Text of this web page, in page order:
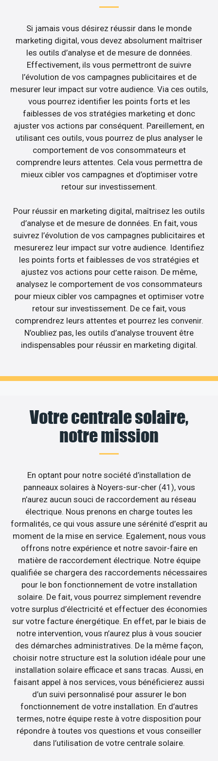
Si jamais vous désirez réussir dans le monde
marketing digital, vous devez absolument maîtriser
les outils d’analyse et de mesure de données.
Effectivement, ils vous permettront de suivre
l’évolution de vos campagnes publicitaires et de
mesurer leur impact sur votre audience. Via ces outils,
vous pourrez identifier les points forts et les
faiblesses de vos stratégies marketing et donc
ajuster vos actions par conséquent. Pareillement, en
utilisant ces outils, vous pourrez de plus analyser le
comportement de vos consommateurs et
comprendre leurs attentes. Cela vous permettra de
mieux cibler vos campagnes et d’optimiser votre
retour sur investissement.
Pour réussir en marketing digital, maîtrisez les outils
d’analyse et de mesure de données. En fait, vous
suivrez l’évolution de vos campagnes publicitaires et
mesurerez leur impact sur votre audience. Identifiez
les points forts et faiblesses de vos stratégies et
ajustez vos actions pour cette raison. De même,
analysez le comportement de vos consommateurs
pour mieux cibler vos campagnes et optimiser votre
retour sur investissement. De ce fait, vous
comprendrez leurs attentes et pourrez les convenir.
N’oubliez pas, les outils d’analyse trouvent être
indispensables pour réussir en marketing digital.
Votre centrale solaire,
notre mission
En optant pour notre société d’installation de
panneaux solaires à Noyers-sur-cher (41), vous
n’aurez aucun souci de raccordement au réseau
électrique. Nous prenons en charge toutes les
formalités, ce qui vous assure une sérénité d’esprit au
moment de la mise en service. Egalement, nous vous
offrons notre expérience et notre savoir-faire en
matière de raccordement électrique. Notre équipe
qualifiée se chargera des raccordements nécessaires
pour le bon fonctionnement de votre installation
solaire. De fait, vous pourrez simplement revendre
votre surplus d’électricité et effectuer des économies
sur votre facture énergétique. En effet, par le biais de
notre intervention, vous n’aurez plus à vous soucier
des démarches administratives. De la même façon,
choisir notre structure est la solution idéale pour une
installation solaire efficace et sans tracas. Aussi, en
faisant appel à nos services, vous bénéficierez aussi
d’un suivi personnalisé pour assurer le bon
fonctionnement de votre installation. En d’autres
termes, notre équipe reste à votre disposition pour
répondre à toutes vos questions et vous conseiller
dans l’utilisation de votre centrale solaire.